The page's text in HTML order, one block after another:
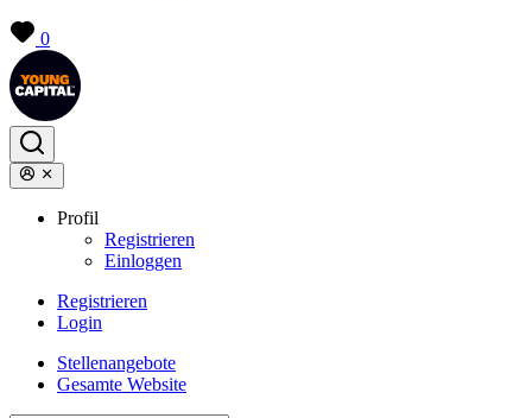
0
Profil
Registrieren
Einloggen
Registrieren
Login
Stellenangebote
Gesamte Website